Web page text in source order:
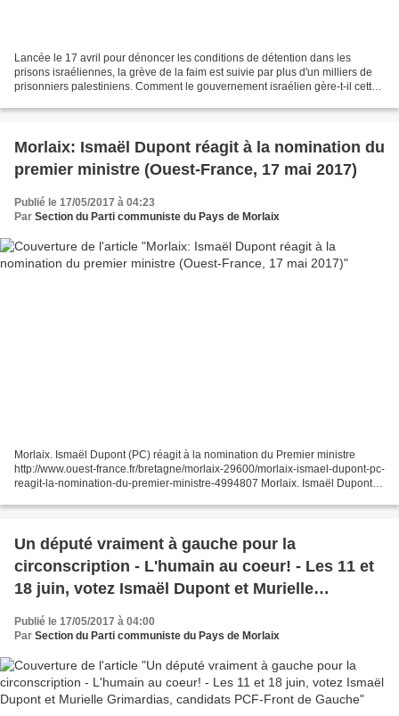
Lancée le 17 avril pour dénoncer les conditions de détention dans les
prisons israéliennes, la grève de la faim est suivie par plus d'un milliers de
prisonniers palestiniens. Comment le gouvernement israélien gère-t-il cette
Morlaix: Ismaël Dupont réagit à la nomination du
premier ministre (Ouest-France, 17 mai 2017)
Publié le 17/05/2017 à 04:23
Par Section du Parti communiste du Pays de Morlaix
Morlaix. Ismaël Dupont (PC) réagit à la nomination du Premier ministre
http://www.ouest-france.fr/bretagne/morlaix-29600/morlaix-ismael-dupont-pc-
reagit-la-nomination-du-premier-ministre-4994807 Morlaix. Ismaël Dupont
Un député vraiment à gauche pour la
circonscription - L'humain au coeur! - Les 11 et
18 juin, votez Ismaël Dupont et Murielle
Grimardias, candidats PCF-Front de Gauche
Publié le 17/05/2017 à 04:00
Par Section du Parti communiste du Pays de Morlaix